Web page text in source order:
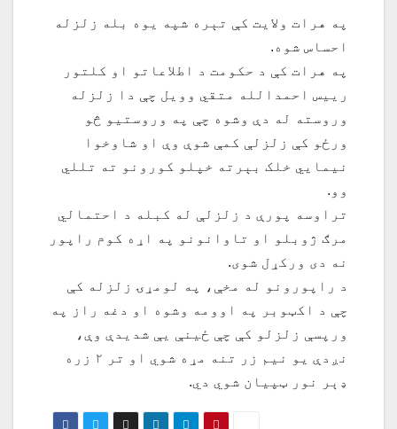
په هرات ولایت کې تېره شپه یوه بله زلزله
احساس شوه.
په هرات کې د حکومت د اطلاعاتو او کلتور
ريیس احمدالله متقي وویل چې دا زلزله
وروسته له دې وشوه چې په وروستیو څو
ورځو کې زلزلې کمې شوې وې او شاوخوا
نیمايي خلک بېرته خپلو کورونو ته تللي
وو.
تراوسه پورې د زلزلې له کبله د احتمالي
مرګ ژوبلو او تاوانونو په اړه کوم راپور
نه دی ورکړل شوی.
د راپورونو له مخې، په لومړۍ زلزله کې
چې د اکټوبر په اوومه وشوه او دغه راز په
ورپسې زلزلو کې چې ځینې یې شدیدې وې،
نږدې یو نیم زر تنه مړه شوي او تر ۲ زره
ډېر نور ټپیان شوي دي.